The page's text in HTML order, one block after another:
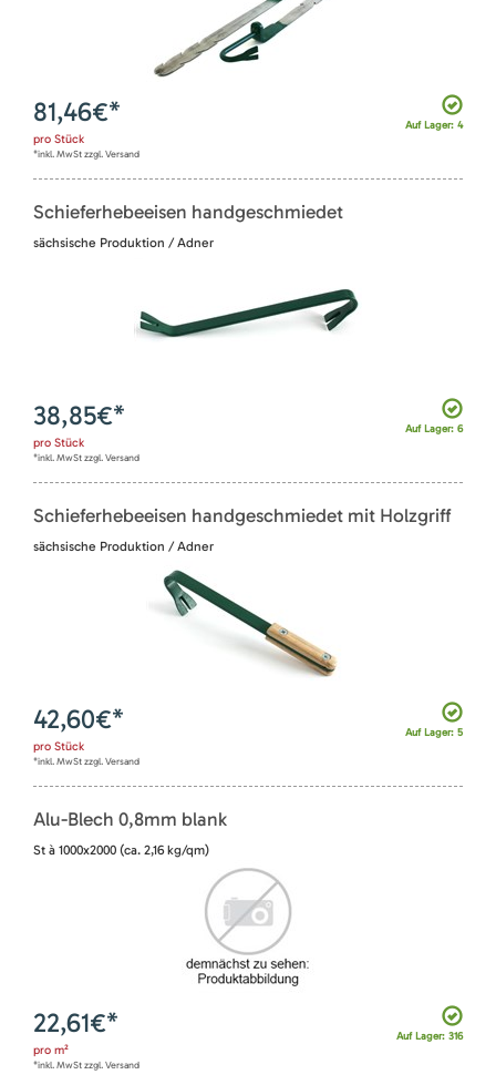
Auf Lager: 4
81,46€*
pro Stück
*inkl. MwSt zzgl. Versand
Schieferhebeeisen handgeschmiedet
sächsische Produktion / Adner
Auf Lager: 6
38,85€*
pro Stück
*inkl. MwSt zzgl. Versand
Schieferhebeeisen handgeschmiedet mit Holzgriff
sächsische Produktion / Adner
Auf Lager: 5
42,60€*
pro Stück
*inkl. MwSt zzgl. Versand
Alu-Blech 0,8mm blank
St à 1000x2000 (ca. 2,16 kg/qm)
Auf Lager: 316
22,61€*
pro m²
*inkl. MwSt zzgl. Versand